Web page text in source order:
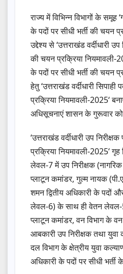
राज्य में विभिन्न विभागों के समूह
के पदों पर सीधी भर्ती की चयन
उद्देश्य से ‘उत्तराखंड वर्दीधारी
की चयन प्रक्रिया नियमावली-
के पदों पर सीधी भर्ती की चयन
हेतु ‘उत्तराखंड वर्दीधारी
प्रक्रिया नियमावली-2025‘
अधिसूचनाएं शासन के गुरूवार को
‘उत्तराखंड वर्दीधारी उप
प्रक्रिया नियमावली-2025‘
लेवल-7 में उप निरीक्षक
प्लाटून कमांडर, गुल्म नायक
शमन द्वितीय अधिकारी के पदों
लेवल-6) के साथ ही वेतन लेवल-5
प्लाटून कमांडर, वन विभाग के
आबकारी उप निरीक्षक तथा युवा
दल विभाग के क्षेत्रीय युवा
अधिकारी के पदों पर सीधी भर्ती